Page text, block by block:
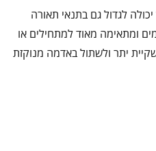
לגדול גם בתנאי תאורה
ומתאימה מאוד למתחילים או
יתר ולשתול באדמה מנוקזת